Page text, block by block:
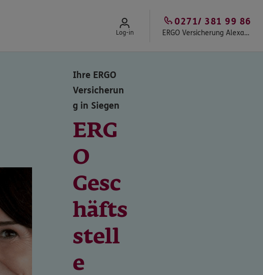
Log-in ERGO Versicherung Alexander Loos in Siegen-Weidenau
0271/ 381 99 86
Ihre ERGO
Versicherun
g in Siegen
ERG
O
Gesc
häfts
stell
e